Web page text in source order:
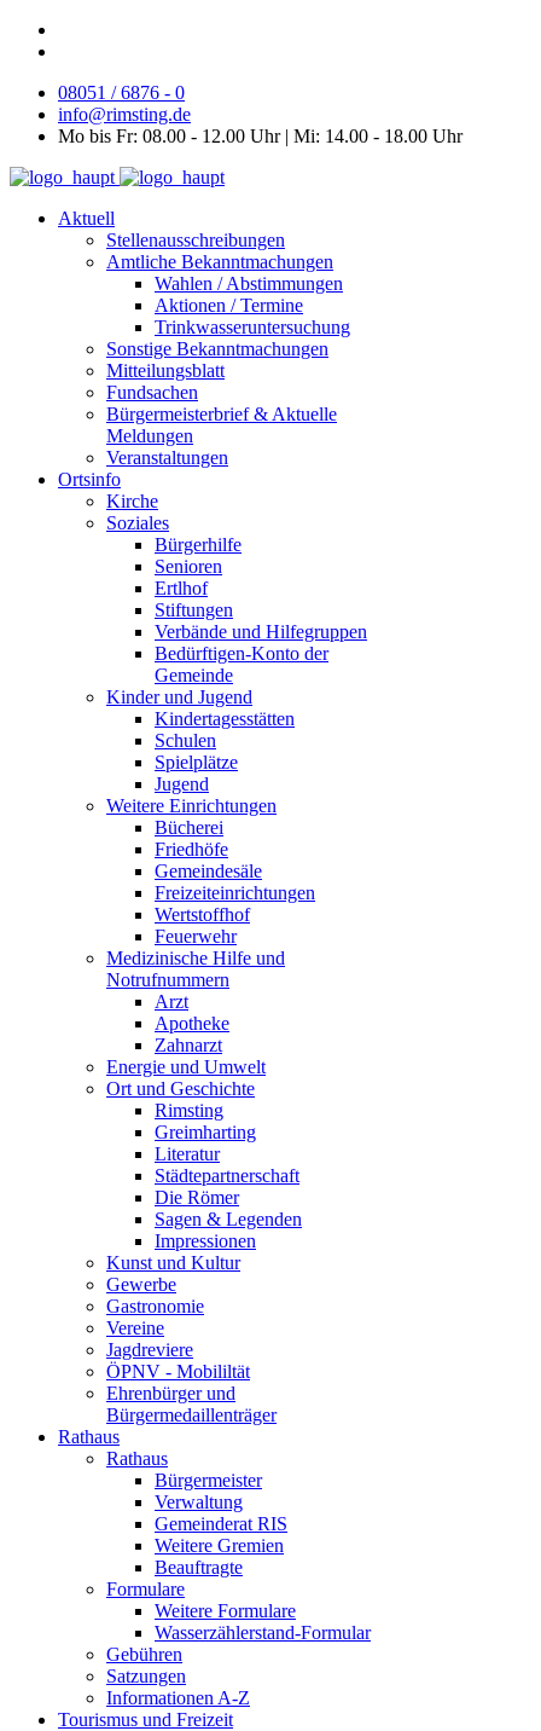
08051 / 6876 - 0
info@rimsting.de
Mo bis Fr: 08.00 - 12.00 Uhr | Mi: 14.00 - 18.00 Uhr
Aktuell
Stellenausschreibungen
Amtliche Bekanntmachungen
Wahlen / Abstimmungen
Aktionen / Termine
Trinkwasseruntersuchung
Sonstige Bekanntmachungen
Mitteilungsblatt
Fundsachen
Bürgermeisterbrief & Aktuelle
Meldungen
Veranstaltungen
Ortsinfo
Kirche
Soziales
Bürgerhilfe
Senioren
Ertlhof
Stiftungen
Verbände und Hilfegruppen
Bedürftigen-Konto der
Gemeinde
Kinder und Jugend
Kindertagesstätten
Schulen
Spielplätze
Jugend
Weitere Einrichtungen
Bücherei
Friedhöfe
Gemeindesäle
Freizeiteinrichtungen
Wertstoffhof
Feuerwehr
Medizinische Hilfe und
Notrufnummern
Arzt
Apotheke
Zahnarzt
Energie und Umwelt
Ort und Geschichte
Rimsting
Greimharting
Literatur
Städtepartnerschaft
Die Römer
Sagen & Legenden
Impressionen
Kunst und Kultur
Gewerbe
Gastronomie
Vereine
Jagdreviere
ÖPNV - Mobililtät
Ehrenbürger und
Bürgermedaillenträger
Rathaus
Rathaus
Bürgermeister
Verwaltung
Gemeinderat RIS
Weitere Gremien
Beauftragte
Formulare
Weitere Formulare
Wasserzählerstand-Formular
Gebühren
Satzungen
Informationen A-Z
Tourismus und Freizeit